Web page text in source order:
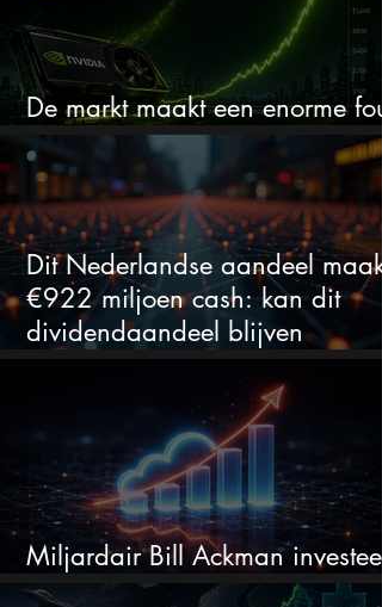
De markt maakt een enorme fout
Dit Nederlandse aandeel maakt
€922 miljoen cash: kan dit
dividendaandeel blijven
verhogen?
Miljardair Bill Ackman investeert
miljarden in dit techaandeel